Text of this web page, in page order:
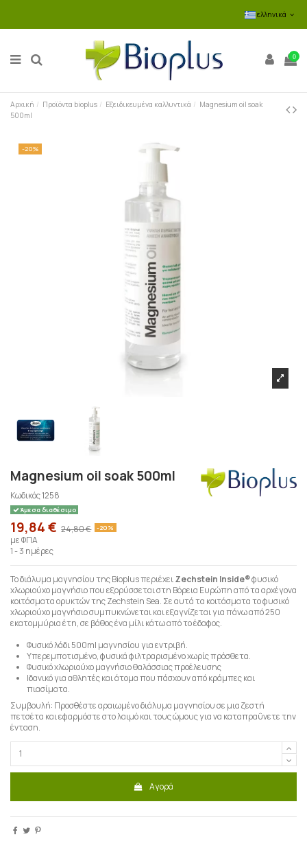
ελληνικά
0
Αρχική Προϊόντα bioplus Εξειδικευμένα καλλυντικά
Magnesium oil soak
500ml
-20%
Magnesium oil soak 500ml
Κωδικός1258
Άμεσα διαθέσιμο
19,84 € 24,80 € -20%
με ΦΠΑ
1 - 3 ημέρες
Το διάλυμα μαγνησίου της Bioplus περιέχειZechstein Inside®φυσικό
χλωριούχο μαγνήσιο που εξορύσσεται στη Βόρεια Ευρώπη από τα αρχέγονα
κοιτάσματα ορυκτών της Zechstein Sea. Σε αυτά τα κοιτάσματα το φυσικό
χλωριούχο μαγνήσιο συμπυκνώνεται και εξαγνίζεται για πάνω από 250
εκατομμύρια έτη, σε βάθος ένα μίλι κάτω από το έδαφος.
Φυσικό λάδι 500ml μαγνησίου για εντριβή.
Υπερεμποτισμένο, φυσικά φιλτραρισμένο χωρίς πρόσθετα.
Φυσικό χλωριούχο μαγνήσιο θαλάσσιας προέλευσης
Ιδανικό για αθλητές και άτομα που πάσχουν από κράμπες και
πιασίματα.
Συμβουλή: Προσθέστε αραιωμένο διάλυμα μαγνησίου σε μια ζεστή
πετσέτα και εφαρμόστε στο λαιμό και τους ώμους για να καταπραΰνετε την
ένταση.
Αγορά